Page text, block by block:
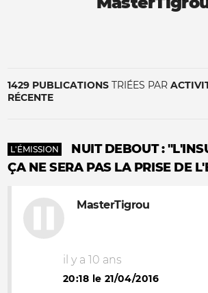
1429 PUBLICATIONS TRIÉES PAR
RÉCENTE
L'ÉMISSION
NUIT DEBOUT :
ÇA NE SERA PAS LA PRISE DE
MasterTigrou
il y a 10 ans
20:18 le 21/04/2016